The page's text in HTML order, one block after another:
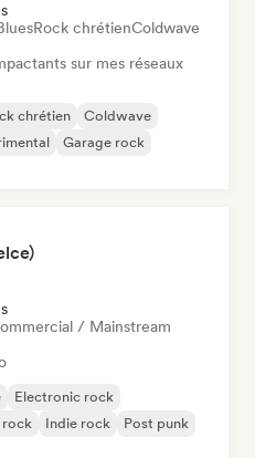
Rock chrétienColdwave
sur mes réseaux
chrétien
Coldwave
Garage rock
/ Mainstream
Electronic rock
rock Indie rock
Post punk